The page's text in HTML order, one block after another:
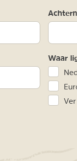
Waar